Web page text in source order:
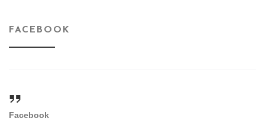
FACEBOOK
Facebook